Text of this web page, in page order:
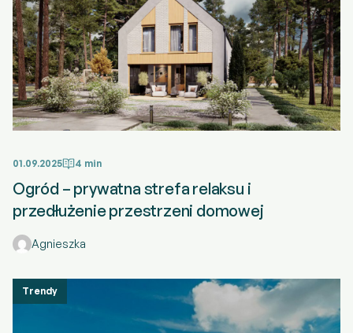
01.09.2025 4 min
Ogród – prywatna strefa relaksu i
przedłużenie przestrzeni domowej
Agnieszka
Trendy